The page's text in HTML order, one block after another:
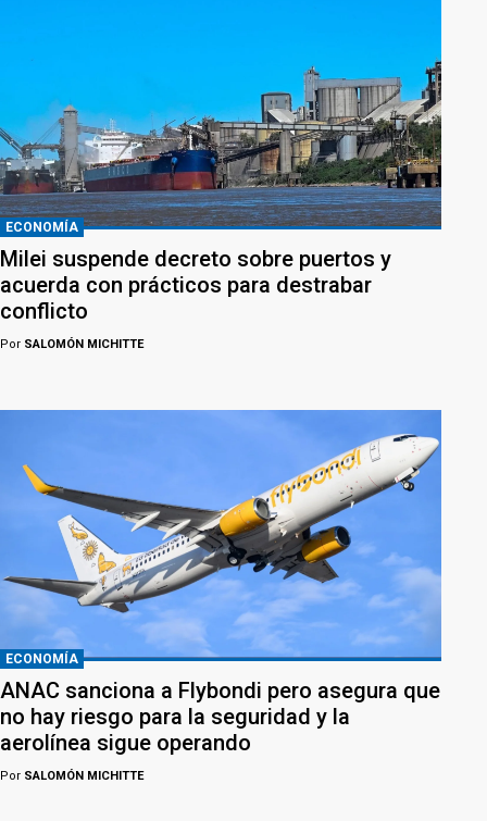
ECONOMÍA
Milei suspende decreto sobre puertos y
acuerda con prácticos para destrabar
conflicto
Por SALOMÓN MICHITTE
ECONOMÍA
ANAC sanciona a Flybondi pero asegura que
no hay riesgo para la seguridad y la
aerolínea sigue operando
Por SALOMÓN MICHITTE